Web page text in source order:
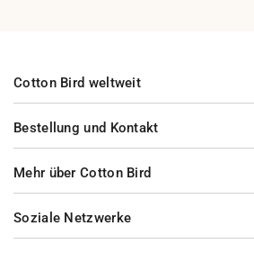
Bestellung und Kontakt
Mehr über Cotton Bird
Cotton Bird weltweit
Soziale Netzwerke